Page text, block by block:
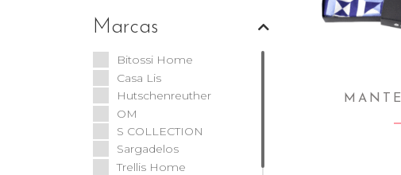
Marcas
Bitossi Home
Casa Lis
Hutschenreuther
OM
S COLLECTION
Sargadelos
Trellis Home